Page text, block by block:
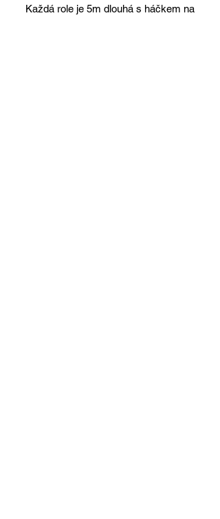
Každá role je 5m dlouhá s háčkem na